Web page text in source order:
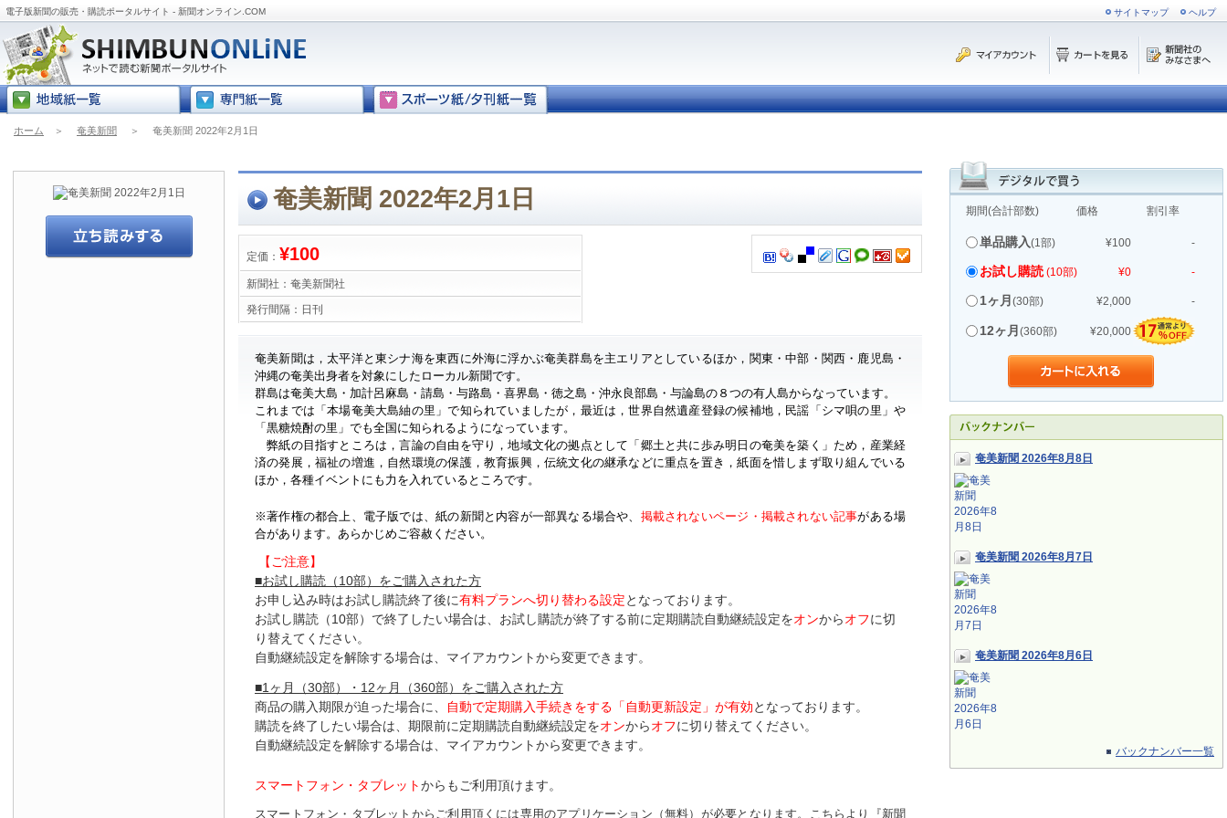
電子版新聞の販売・購読ポータルサイト - 新聞オンライン.COM サイトマップ ヘルプ
ホーム ＞ 奄美新聞 ＞ 奄美新聞 2022年2月1日
期間(合計部数) 価格 割引率
単品購入(1部) ¥100 -
お試し購読 (10部) ¥0 -
1ヶ月 (30部) ¥2,000 -
12ヶ月 (360部) ¥20,000
奄美新聞 2026年8月8日
奄美新聞 2026年8月7日
奄美新聞 2026年8月6日
バックナンバー一覧
奄美新聞 2022年2月1日
定価： ¥100
新聞社： 奄美新聞社
発行間隔： 日刊
奄美新聞は，太平洋と東シナ海を東西に外海に浮かぶ奄美群島を主エリアとしているほか，関東・中部・関西・鹿児島・
沖縄の奄美出身者を対象にしたローカル新聞です。
群島は奄美大島・加計呂麻島・請島・与路島・喜界島・徳之島・沖永良部島・与論島の８つの有人島からなっています。
これまでは「本場奄美大島紬の里」で知られていましたが，最近は，世界自然遺産登録の候補地，民謡「シマ唄の里」や
「黒糖焼酎の里」でも全国に知られるようになっています。
弊紙の目指すところは，言論の自由を守り，地域文化の拠点として「郷土と共に歩み明日の奄美を築く」ため，産業経
済の発展，福祉の増進，自然環境の保護，教育振興，伝統文化の継承などに重点を置き，紙面を惜しまず取り組んでいる
ほか，各種イベントにも力を入れているところです。
※著作権の都合上、 電子版では、紙の新聞と内容が一部異なる場合や、 掲載されないページ・掲載されない記事がある場
合があります。あらかじめご容赦ください。
【ご注意】
■お試し購読（10部）をご購入された方
お申し込み時はお試し購読終了後に有料プランへ切り替わる設定となっております。
お試し購読（10部）で終了したい場合は、お試し購読が終了する前に定期購読自動継続設定をオンからオフに切
り替えてください。
自動継続設定を解除する場合は、マイアカウントから変更できます。
■1ヶ月（30部）・12ヶ月（360部）をご購入された方
商品の購入期限が迫った場合に、
自動で定期購入手続きをする「自動更新設定」が有効となっております。
購読を終了したい場合は、期限前に定期購読自動継続設定をオンからオフに切り替えてください。
自動継続設定を解除する場合は、マイアカウントから変更できます。
スマートフォン・タブレットからもご利用頂けます。
スマートフォン・タブレットからご利用頂くには専用のアプリケーション（無料）が必要となります。 こちらより『新聞